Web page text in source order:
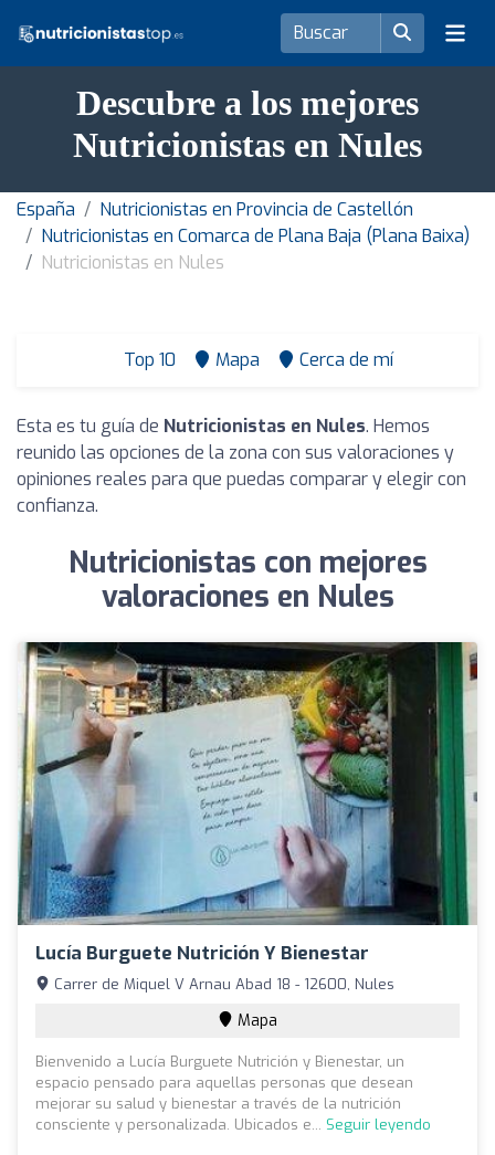
Descubre a los mejores
Nutricionistas en Nules
España
Nutricionistas en Provincia de Castellón
Nutricionistas en Comarca de Plana Baja (Plana Baixa)
Nutricionistas en Nules
Top 10 Mapa Cerca de mí
Esta es tu guía de Nutricionistas en Nules. Hemos
reunido las opciones de la zona con sus valoraciones y
opiniones reales para que puedas comparar y elegir con
confianza.
Nutricionistas con mejores
valoraciones en Nules
Lucía Burguete Nutrición Y Bienestar
Carrer de Miquel V Arnau Abad 18 - 12600, Nules
Mapa
Bienvenido a Lucía Burguete Nutrición y Bienestar, un
espacio pensado para aquellas personas que desean
mejorar su salud y bienestar a través de la nutrición
consciente y personalizada. Ubicados e... Seguir leyendo